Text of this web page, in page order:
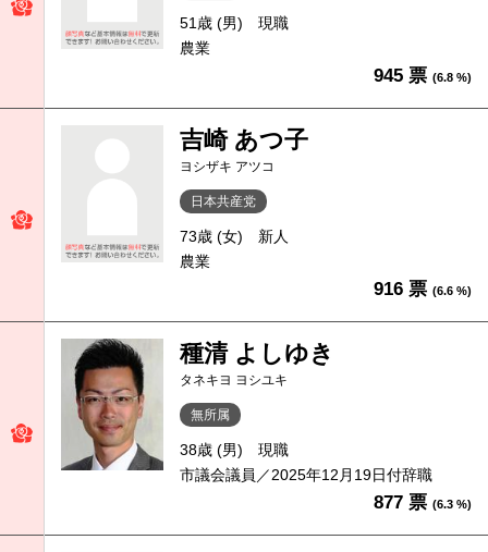
51歳 (男)
現職
農業
945 票 (6.8 %)
吉崎 あつ子
ヨシザキ アツコ
日本共産党
73歳 (女)
新人
農業
916 票 (6.6 %)
種清 よしゆき
タネキヨ ヨシユキ
無所属
38歳 (男)
現職
市議会議員／2025年12月19日付辞職
877 票 (6.3 %)